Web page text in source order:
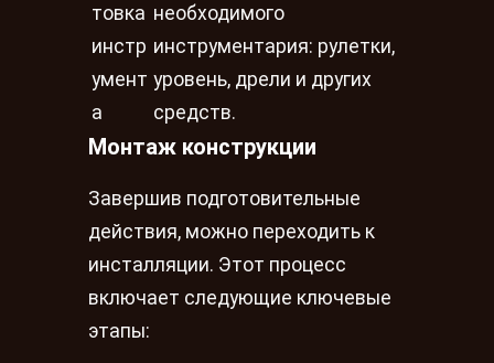
товка
инстр
умент
а
необходимого
инструментария: рулетки,
уровень, дрели и других
средств.
Монтаж конструкции
Завершив подготовительные
действия, можно переходить к
инсталляции. Этот процесс
включает следующие ключевые
этапы: